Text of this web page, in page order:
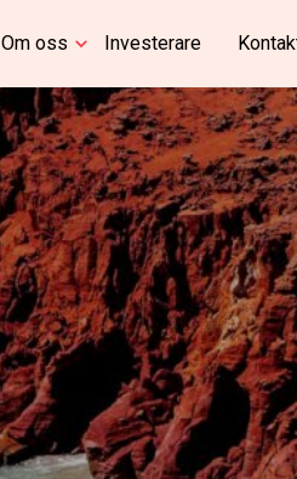
Om oss Investerare